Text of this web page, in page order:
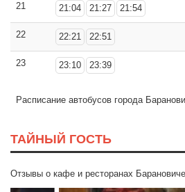
21 21:04 21:27 21:54
22 22:21 22:51
23 23:10 23:39
Расписание автобусов города
ТАЙНЫЙ ГОСТЬ
Отзывы о кафе и ресторанах